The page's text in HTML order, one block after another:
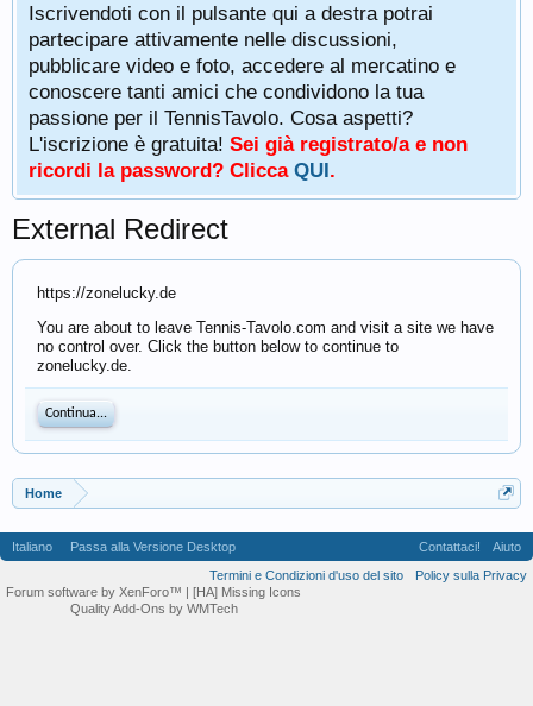
Iscrivendoti con il pulsante qui a destra potrai
partecipare attivamente nelle discussioni,
pubblicare video e foto, accedere al mercatino e
conoscere tanti amici che condividono la tua
passione per il TennisTavolo. Cosa aspetti?
L'iscrizione è gratuita! Sei già registrato/a e non
ricordi la password? Clicca QUI.
External Redirect
https://zonelucky.de
You are about to leave Tennis-Tavolo.com and visit a site we have
no control over. Click the button below to continue to
zonelucky.de.
Continua...
Home
Italiano Passa alla Versione Desktop Contattaci!
Aiuto
Termini e Condizioni d'uso del sito
Policy sulla Privacy
Forum software by XenForo™ | [HA] Missing Icons
Quality Add-Ons by WMTech